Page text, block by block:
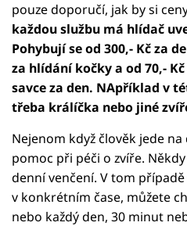
pouze doporučí, jak by si
každou službu má hlídač
Pohybují se od 300,- Kč za
za hlídání kočky a od 70,-
savce za den. NApříklad v
třeba králíčka nebo jiné
Nejenom když člověk jede
pomoc při péči o zvíře.
denní venčení. V tom
v konkrétním čase, můžete
nebo každý den, 30 minut